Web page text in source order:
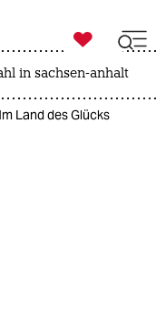

taz zahl ich
in sachsen-anhalt
Land des Glücks